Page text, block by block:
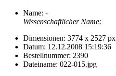
Name: -
Wissenschaftlicher Name:
Dimensionen: 3774 x 2527 px
Datum: 12.12.2008 15:19:36
Bestellnummer: 2390
Dateiname: 022-015.jpg